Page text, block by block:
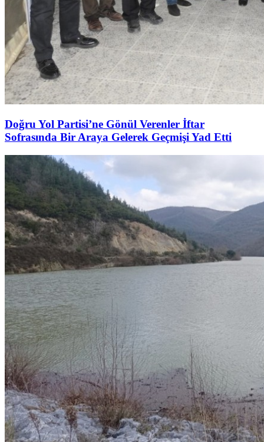
Doğru Yol Partisi’ne Gönül Verenler İftar
Sofrasında Bir Araya Gelerek Geçmişi Yad Etti